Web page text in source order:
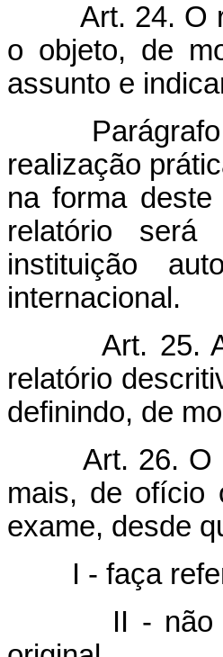
Art. 24. O
o objeto, de
assunto e
realização
na forma
relatório será
instituição
internacional.
Art. 25.
relatório
definindo, de
Art. 26. O
mais, de ofício
exame, desde
I - faça
II - não